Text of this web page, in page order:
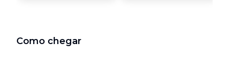
Como chegar